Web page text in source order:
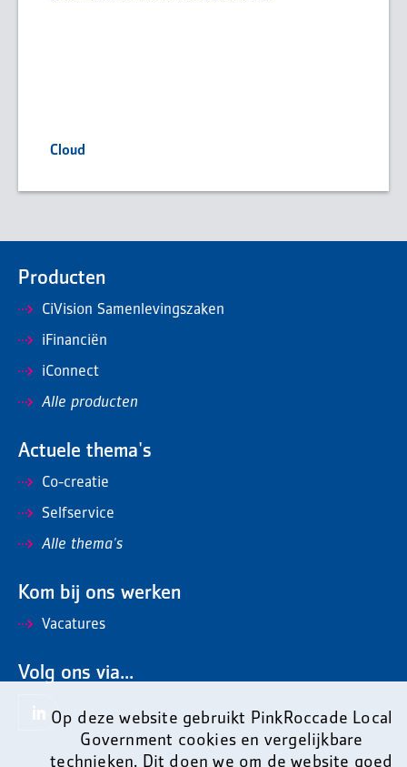
Cloud
Op deze website gebruikt PinkRoccade Local
Government cookies en vergelijkbare
technieken. Dit doen we om de website goed
Producten
CiVision Samenlevingszaken
iFinanciën
iConnect
Alle producten
Actuele thema's
Co-creatie
Selfservice
Alle thema's
Kom bij ons werken
Vacatures
Volg ons via...